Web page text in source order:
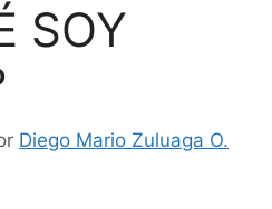
SOY
Diego Mario Zuluaga O.